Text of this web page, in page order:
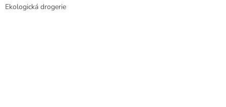
Ekologická drogerie